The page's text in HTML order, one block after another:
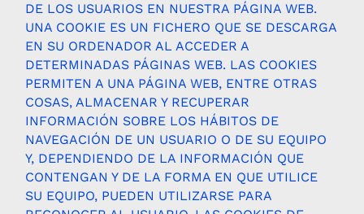
DE LOS USUARIOS EN NUESTRA PÁGINA WEB.
UNA COOKIE ES UN FICHERO QUE SE DESCARGA
EN SU ORDENADOR AL ACCEDER A
DETERMINADAS PÁGINAS WEB. LAS COOKIES
PERMITEN A UNA PÁGINA WEB, ENTRE OTRAS
COSAS, ALMACENAR Y RECUPERAR
INFORMACIÓN SOBRE LOS HÁBITOS DE
NAVEGACIÓN DE UN USUARIO O DE SU EQUIPO
Y, DEPENDIENDO DE LA INFORMACIÓN QUE
CONTENGAN Y DE LA FORMA EN QUE UTILICE
SU EQUIPO, PUEDEN UTILIZARSE PARA